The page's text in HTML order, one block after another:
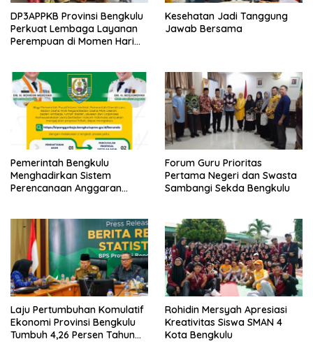
DP3APPKB Provinsi Bengkulu
Perkuat Lembaga Layanan
Perempuan di Momen Hari
Kesehatan Jadi Tanggung
Jawab Bersama
Pemerintah Bengkulu
Menghadirkan Sistem
Perencanaan Anggaran
Forum Guru Prioritas
Pertama Negeri dan Swasta
Sambangi Sekda Bengkulu
Laju Pertumbuhan Komulatif
Ekonomi Provinsi Bengkulu
Tumbuh 4,26 Persen Tahun
Rohidin Mersyah Apresiasi
Kreativitas Siswa SMAN 4
Kota Bengkulu